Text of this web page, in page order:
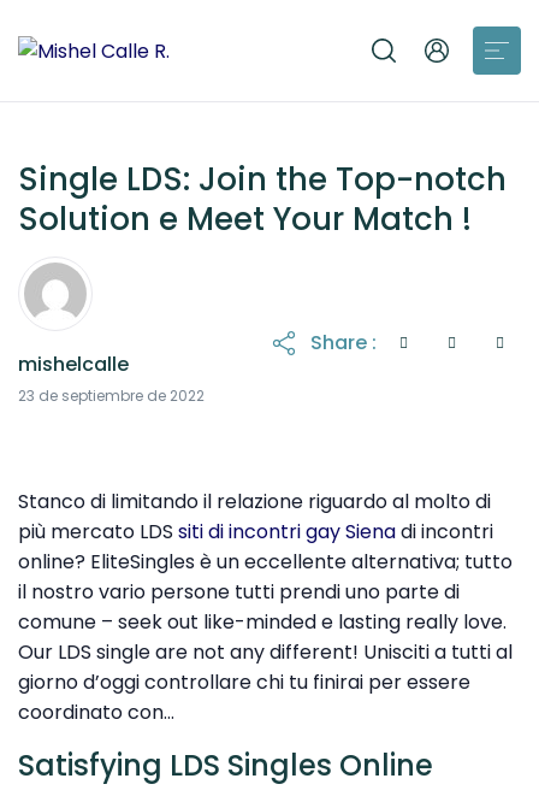
Single LDS: Join the Top-notch
Solution e Meet Your Match !
mishelcalle
23 de septiembre de 2022
Share :
Stanco di limitando il relazione riguardo al molto di
più mercato LDS siti di incontri gay Sienadi incontri
online? EliteSingles è un eccellente alternativa; tutto
il nostro vario persone tutti prendi uno parte di
comune – seek out like-minded e lasting really love.
Our LDS single are not any different! Unisciti a tutti al
giorno d’oggi controllare chi tu finirai per essere
coordinato con…
Satisfying LDS Singles Online